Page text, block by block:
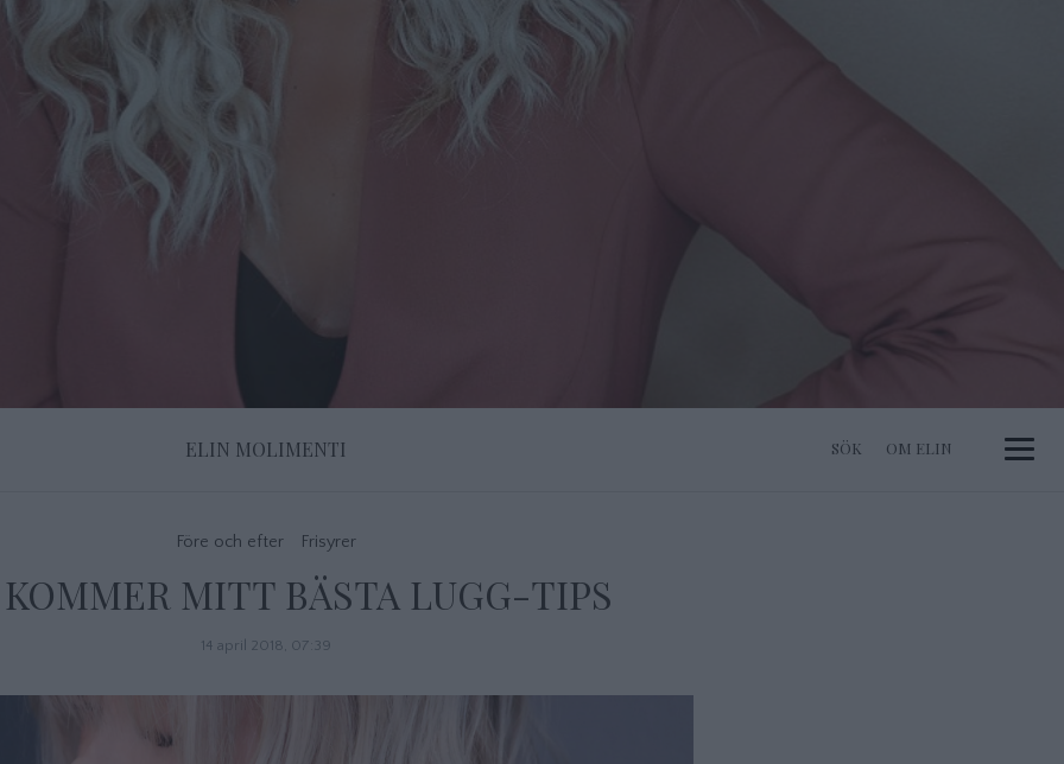
ELIN MOLIMENTI OM ELIN Toggle
Före och efter Frisyrer
MITT BÄSTA LUGG-TIPS
14 april 2018, 07:39